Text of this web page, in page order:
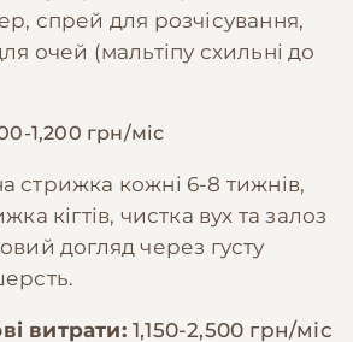
спрей для розчісування,
очей (мальтіпу схильні до
1,200 грн/міс
стрижка кожні 6-8 тижнів,
кігтів, чистка вух та залоз
догляд через густу
витрати: 1,150-2,500 грн/міс